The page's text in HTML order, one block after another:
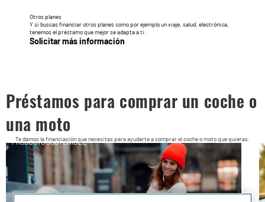
Otros planes
Y si buscas financiar otros planes como por ejemplo un viaje, salud, electrónica,
tenemos el préstamo que mejor se adapta a ti.
Solicitar más información
Préstamos para comprar un coche o
una moto
Te damos la financiación que necesitas para ayudarte a comprar el coche o moto que quieras.
PRODUCTO SOSTENIBLE